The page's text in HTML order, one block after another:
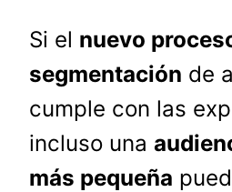
Si el nuevo
segmentación de
cumple con las
incluso una
más pequeña